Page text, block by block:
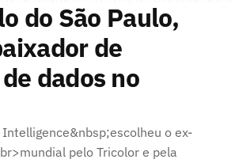
do São Paulo,
de
dados no
o ex-
pelo Tricolor e pela